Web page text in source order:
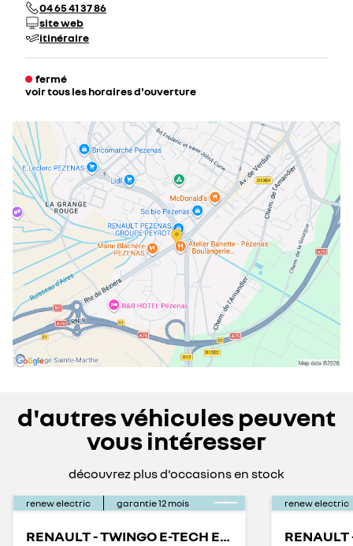
04 65 41 37 86
site web
itinéraire
fermé
voir tous les horaires d'ouverture
mardi
08:30 - 12:00
14:00 - 19:00
mercredi
08:30 - 12:0014:00 - 19:00
jeudi
08:30 - 12:0014:00 - 19:00
vendredi
08:30 - 12:0014:00 - 19:00
samedi
09:00 - 12:0014:00 - 18:00
dimanche
fermé
d'autres véhicules peuvent
vous intéresser
découvrez plus d'occasions en stock
renew electric garantie12 mois
RENAULT - TWINGO E-TECH ELECTRIQUE
renew electric